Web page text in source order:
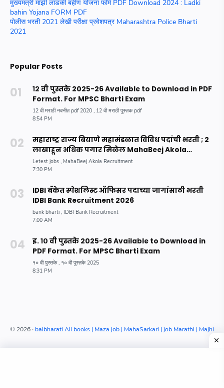
मुख्यमंत्री माझी लाडकी बहीण योजना फॉर्म PDF Download 2024 : Ladki
bahin Yojana FORM PDF
पोलीस भरती 2021 लेखी परीक्षा प्रवेशपत्र Maharashtra Police Bharti
2021
Popular Posts
१२ वी पुस्तके 2025-26 Available to Download in PDF
Format. For MPSC Bharti Exam
महाराष्ट्र राज्य बियाणे महामंडळात विविध पदांची भरती ; 2
लाखाहून अधिक पगार मिळेल MahaBeej Akola
Recruitment 2023
IDBI बँकेत स्पेशलिस्ट ऑफिसर पदाच्या जागांसाठी भरती
IDBI Bank Recruitment 2026
इ. १० वी पुस्तके 2025-26 Available to Download in
PDF Format. For MPSC Bharti Exam
© 2026 ‧ balbharati All books | Maza job | MahaSarkari | job Marathi |